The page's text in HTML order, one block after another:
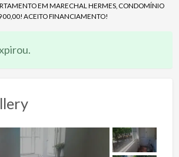
EM MARECHAL HERMES, CONDOMÍNIO
ACEITO FINANCIAMENTO!